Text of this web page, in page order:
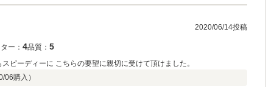
2020/06/14投稿
ー： 4品質： 5
ピーディーに こちらの要望に親切に受けて頂けました。
06購入）